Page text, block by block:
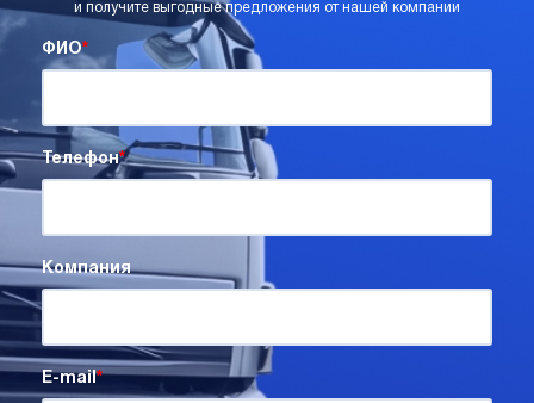
и получите выгодные предложения от нашей компании
ФИО*
Телефон*
Компания
E-mail*